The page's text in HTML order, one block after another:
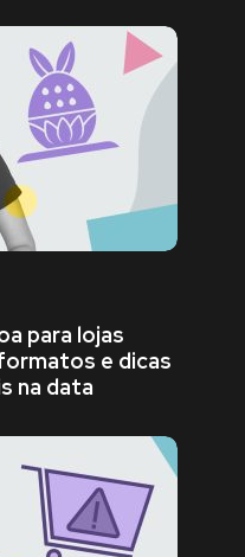
para lojas
e dicas
na data